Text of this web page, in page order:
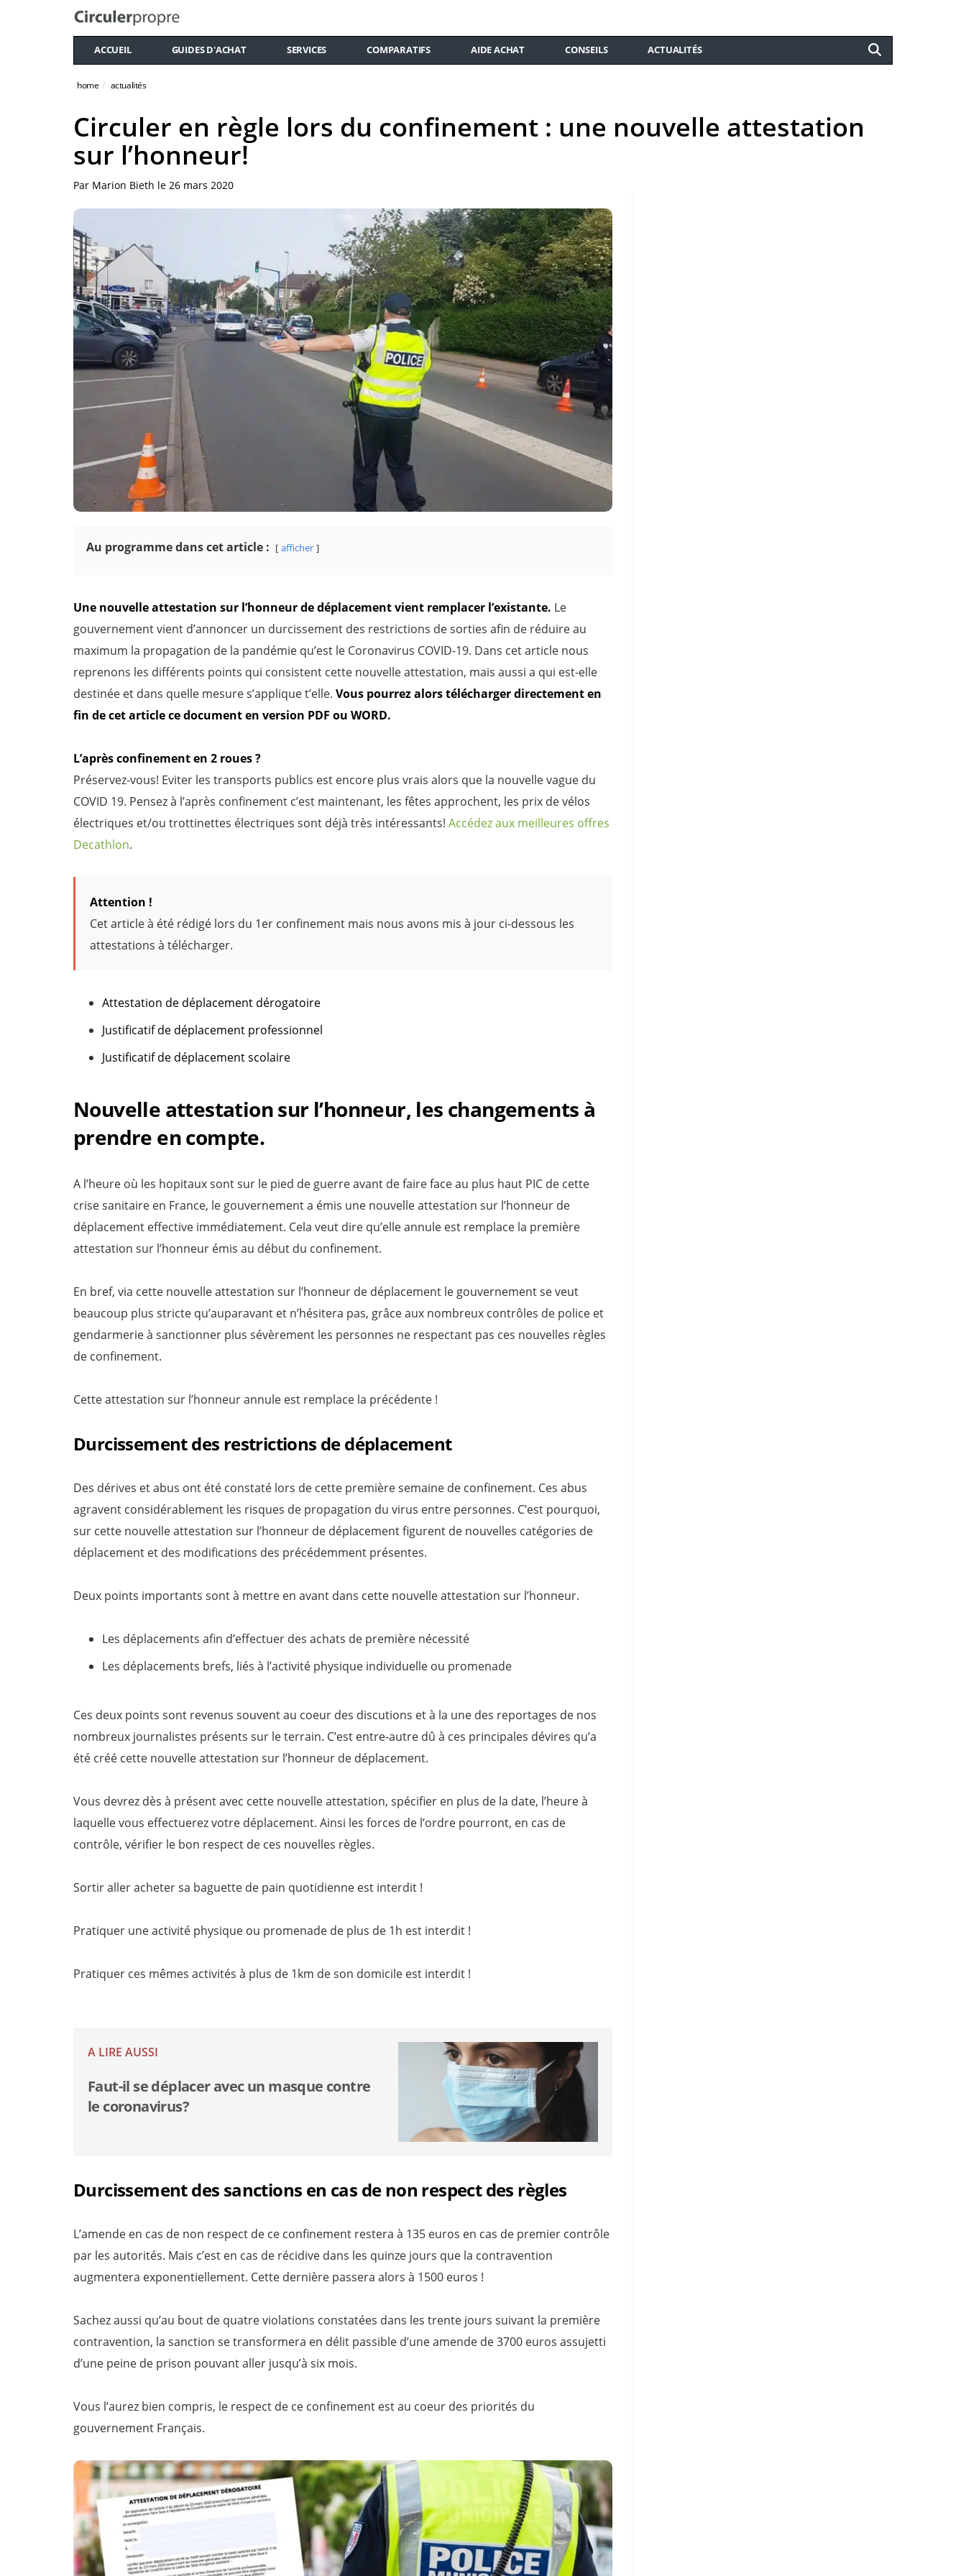
ACCUEIL GUIDES D'ACHAT SERVICES COMPARATIFS AIDE ACHAT CONSEILS ACTUALITÉS
home actualités
Circuler en règle lors du confinement : une nouvelle attestation
sur l’honneur!
Par Marion Bieth le 26 mars 2020
Au programme dans cet article : afficher
Une nouvelle attestation sur l’honneur de déplacement vient remplacer l’existante. Le
gouvernement vient d’annoncer un durcissement des restrictions de sorties afin de réduire au
maximum la propagation de la pandémie qu’est le Coronavirus COVID-19. Dans cet article nous
reprenons les différents points qui consistent cette nouvelle attestation, mais aussi a qui est-elle
destinée et dans quelle mesure s’applique t’elle. Vous pourrez alors télécharger directement en
fin de cet article ce document en version PDF ou WORD.
L’après confinement en 2 roues ?
Préservez-vous! Eviter les transports publics est encore plus vrais alors que la nouvelle vague du
COVID 19. Pensez à l’après confinement c’est maintenant, les fêtes approchent, les prix de vélos
électriques et/ou trottinettes électriques sont déjà très intéressants! Accédez aux meilleures offres
Decathlon.
Attention !
Cet article à été rédigé lors du 1er confinement mais nous avons mis à jour ci-dessous les
attestations à télécharger.
Attestation de déplacement dérogatoire
Justificatif de déplacement professionnel
Justificatif de déplacement scolaire
Nouvelle attestation sur l’honneur, les changements à
prendre en compte.
A l’heure où les hopitaux sont sur le pied de guerre avant de faire face au plus haut PIC de cette
crise sanitaire en France, le gouvernement a émis une nouvelle attestation sur l’honneur de
déplacement effective immédiatement. Cela veut dire qu’elle annule est remplace la première
attestation sur l’honneur émis au début du confinement.
En bref, via cette nouvelle attestation sur l’honneur de déplacement le gouvernement se veut
beaucoup plus stricte qu’auparavant et n’hésitera pas, grâce aux nombreux contrôles de police et
gendarmerie à sanctionner plus sévèrement les personnes ne respectant pas ces nouvelles règles
de confinement.
Cette attestation sur l’honneur annule est remplace la précédente !
Durcissement des restrictions de déplacement
Des dérives et abus ont été constaté lors de cette première semaine de confinement. Ces abus
agravent considérablement les risques de propagation du virus entre personnes. C’est pourquoi,
sur cette nouvelle attestation sur l’honneur de déplacement figurent de nouvelles catégories de
déplacement et des modifications des précédemment présentes.
Deux points importants sont à mettre en avant dans cette nouvelle attestation sur l’honneur.
Les déplacements afin d’effectuer des achats de première nécessité
Les déplacements brefs, liés à l’activité physique individuelle ou promenade
Ces deux points sont revenus souvent au coeur des discutions et à la une des reportages de nos
nombreux journalistes présents sur le terrain. C’est entre-autre dû à ces principales dévires qu’a
été créé cette nouvelle attestation sur l’honneur de déplacement.
Vous devrez dès à présent avec cette nouvelle attestation, spécifier en plus de la date, l’heure à
laquelle vous effectuerez votre déplacement. Ainsi les forces de l’ordre pourront, en cas de
contrôle, vérifier le bon respect de ces nouvelles règles.
Sortir aller acheter sa baguette de pain quotidienne est interdit !
Pratiquer une activité physique ou promenade de plus de 1h est interdit !
Pratiquer ces mêmes activités à plus de 1km de son domicile est interdit !
A LIRE AUSSI
Faut-il se déplacer avec un masque contre
le coronavirus?
Durcissement des sanctions en cas de non respect des règles
L’amende en cas de non respect de ce confinement restera à 135 euros en cas de premier contrôle
par les autorités. Mais c’est en cas de récidive dans les quinze jours que la contravention
augmentera exponentiellement. Cette dernière passera alors à 1500 euros !
Sachez aussi qu’au bout de quatre violations constatées dans les trente jours suivant la première
contravention, la sanction se transformera en délit passible d’une amende de 3700 euros assujetti
d’une peine de prison pouvant aller jusqu’à six mois.
Vous l’aurez bien compris, le respect de ce confinement est au coeur des priorités du
gouvernement Français.